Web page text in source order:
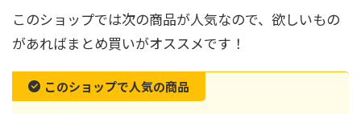
このショップでは次の商品が人気なので、欲しいもの
があればまとめ買いがオススメです！
このショップで人気の商品